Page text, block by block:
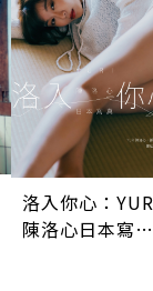
洛入你心：
陳洛心日本寫真